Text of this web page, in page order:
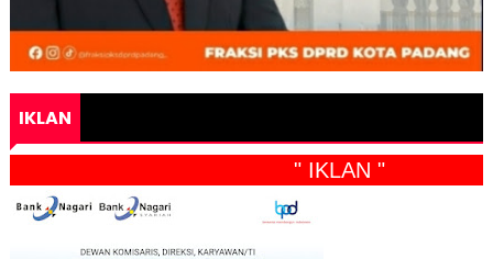
IKLAN
" IKLAN "